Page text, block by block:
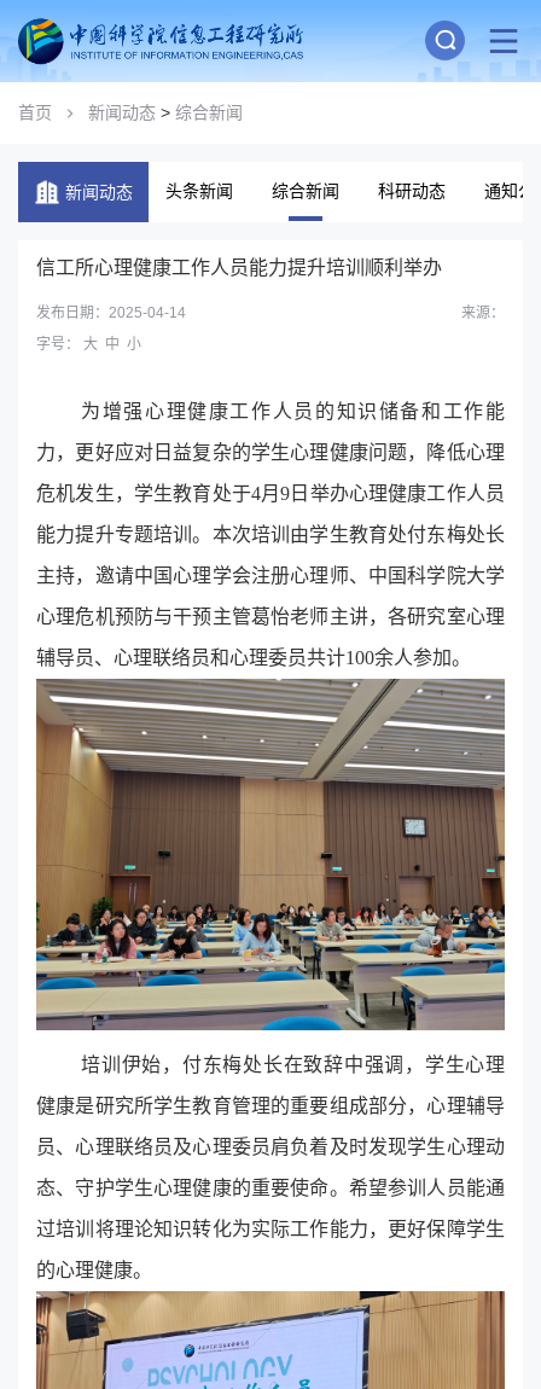
首页 新闻动态 > 综合新闻
新闻动态 头条新闻 综合新闻 科研动态 通知公
信工所心理健康工作人员能力提升培训顺利举办
发布日期：2025-04-14
来源：
字号：
大 中 小
为增强心理健康工作人员的知识储备和工作能
力，更好应对日益复杂的学生心理健康问题，降低心理
危机发生，学生教育处于4月9日举办心理健康工作人员
能力提升专题培训。本次培训由学生教育处付东梅处长
主持，邀请中国心理学会注册心理师、中国科学院大学
心理危机预防与干预主管葛怡老师主讲，各研究室心理
辅导员、心理联络员和心理委员共计100余人参加。
培训伊始，付东梅处长在致辞中强调，学生心理
健康是研究所学生教育管理的重要组成部分，心理辅导
员、心理联络员及心理委员肩负着及时发现学生心理动
态、守护学生心理健康的重要使命。希望参训人员能通
过培训将理论知识转化为实际工作能力，更好保障学生
的心理健康。